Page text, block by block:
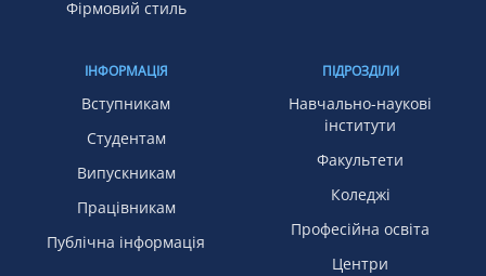
Фірмовий стиль
ІНФОРМАЦІЯ
Вступникам
Студентам
Випускникам
Працівникам
Публічна інформація
ПІДРОЗДІЛИ
Навчально-наукові
інститути
Факультети
Коледжі
Професійна освіта
Центри